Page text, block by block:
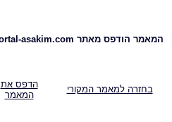
המאמר הודפס מאתר portal-asakim.com - אתר מאמרים עסקיים ומקצועיים
בחזרה למאמר המקורי
הדפס את
המאמר